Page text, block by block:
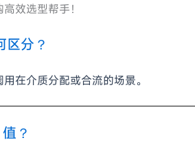
效选型帮手！
分？
在介质分配或合流的场景。
？